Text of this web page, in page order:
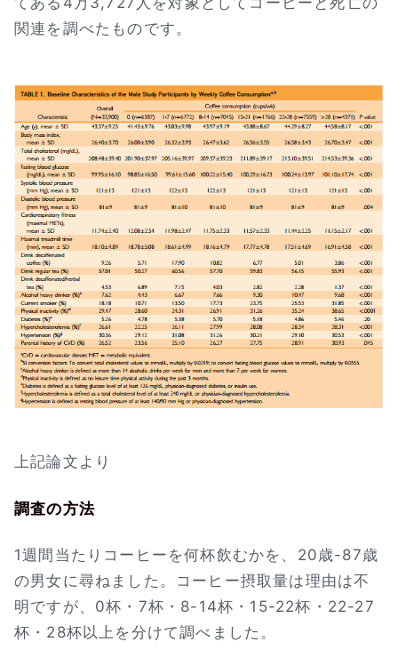
関連を調べたものです。
上記論文より
調査の方法
1週間当たりコーヒーを何杯飲むかを、20歳-87歳
の男女に尋ねました。コーヒー摂取量は理由は不
明ですが、0杯・7杯・8-14杯・15-22杯・22-27
杯・28杯以上を分けて調べました。